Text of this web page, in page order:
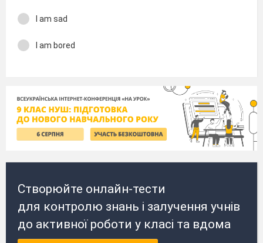
I am sad
I am bored
Створюйте онлайн-тести
для контролю знань і залучення учнів
до активної роботи у класі та вдома